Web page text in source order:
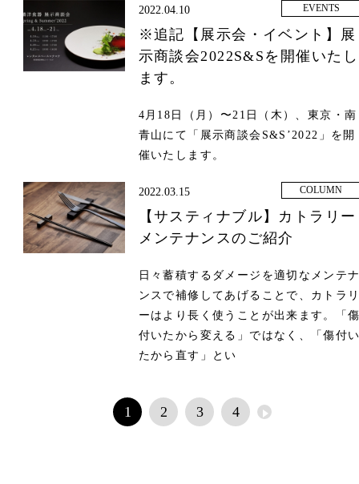
2022.04.10 EVENTS
※追記【展示会・イベント】展
示商談会2022S&Sを開催いたし
ます。
4月18日（月）〜21日（木）、東京・南
青山にて「展示商談会S&S’2022」を開
催いたします。
2022.03.15 COLUMN
【サスティナブル】カトラリー
メンテナンスのご紹介
日々蓄積するダメージを適切なメンテ
ンスで補修してあげることで、カトラ
ーはより長く使うことが出来ます。「
付いたから変える」ではなく、「傷付
たから直す」とい
1 2 3 4